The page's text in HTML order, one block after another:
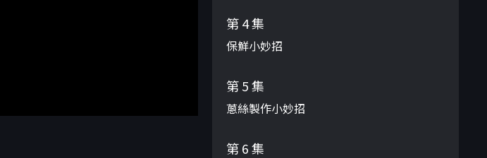
第 4 集
保鮮小妙招
第 5 集
蔥絲製作小妙招
第 6 集